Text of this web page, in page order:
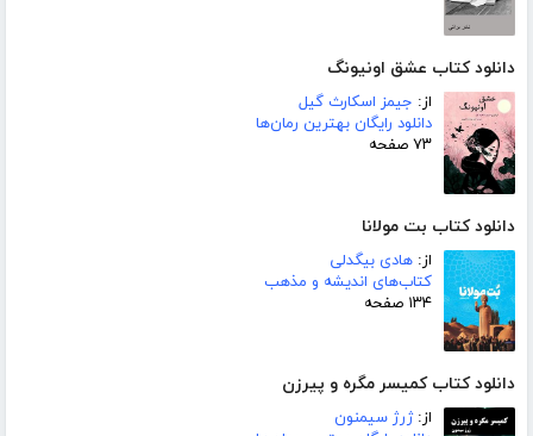
دانلود کتاب عشق اونیونگ
از: جیمز اسکارث گیل
دانلود رایگان بهترین رمان‌ها
۷۳ صفحه
دانلود کتاب بت مولانا
از: هادی بیگدلی
کتاب‌های اندیشه و مذهب
۱۳۴ صفحه
دانلود کتاب کمیسر مگره و پیرزن
از:ژرژ سیمنون